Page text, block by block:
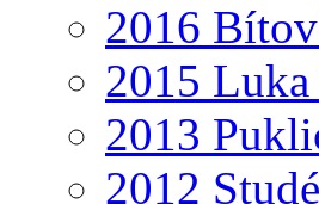
2016
2015
2013
2012